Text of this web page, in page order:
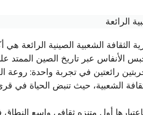
الرائعة
الثقافة الشعبية الصينية الرائعة
رائعتين في تجربة واحدة: روعة
الشعبية، حيث تنبض الحياة في
أول متنزه ثقافي واسع